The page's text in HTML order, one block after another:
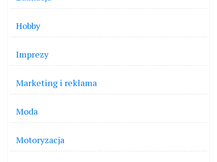
Hobby
Imprezy
Marketing i reklama
Moda
Motoryzacja